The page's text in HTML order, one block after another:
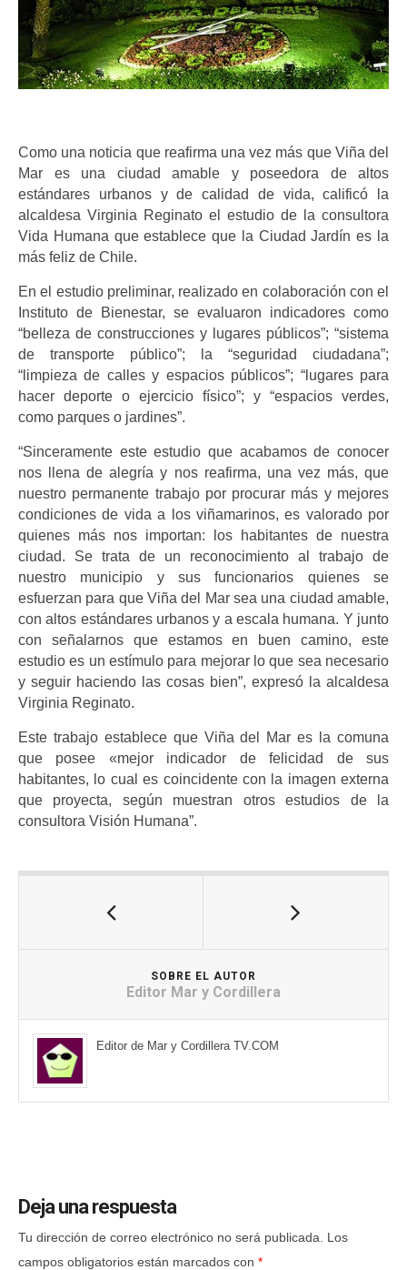
Como una noticia que reafirma una vez más que Viña del
Mar es una ciudad amable y poseedora de altos
estándares urbanos y de calidad de vida, calificó la
alcaldesa Virginia Reginato el estudio de la consultora
Vida Humana que establece que la Ciudad Jardín es la
más feliz de Chile.
En el estudio preliminar, realizado en colaboración con el
Instituto de Bienestar, se evaluaron indicadores como
“belleza de construcciones y lugares públicos”; “sistema
de transporte público”; la “seguridad ciudadana”;
“limpieza de calles y espacios públicos”; “lugares para
hacer deporte o ejercicio físico”; y “espacios verdes,
como parques o jardines”.
“Sinceramente este estudio que acabamos de conocer
nos llena de alegría y nos reafirma, una vez más, que
nuestro permanente trabajo por procurar más y mejores
condiciones de vida a los viñamarinos, es valorado por
quienes más nos importan: los habitantes de nuestra
ciudad. Se trata de un reconocimiento al trabajo de
nuestro municipio y sus funcionarios quienes se
esfuerzan para que Viña del Mar sea una ciudad amable,
con altos estándares urbanos y a escala humana. Y junto
con señalarnos que estamos en buen camino, este
estudio es un estímulo para mejorar lo que sea necesario
y seguir haciendo las cosas bien”, expresó la alcaldesa
Virginia Reginato.
Este trabajo establece que Viña del Mar es la comuna
que posee «mejor indicador de felicidad de sus
habitantes, lo cual es coincidente con la imagen externa
que proyecta, según muestran otros estudios de la
consultora Visión Humana”.
SOBRE EL AUTOR
Editor Mar y Cordillera
Editor de Mar y Cordillera TV.COM
Deja una respuesta
Tu dirección de correo electrónico no será publicada.
Los
campos obligatorios están marcados con *